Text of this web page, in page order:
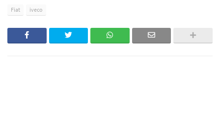
Fiat iveco